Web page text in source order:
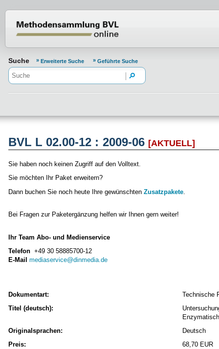
Suche Erweiterte Suche Geführte Suche
BVL L 02.00-12 : 2009-06 [AKTUELL]
Sie haben noch keinen Zugriff auf den Volltext.
Sie möchten Ihr Paket erweitern?
Dann buchen Sie noch heute Ihre gewünschten Zusatzpakete
Bei Fragen zur Paketergänzung helfen wir Ihnen gern weiter!
Ihr Team Abo- und Medienservice
Telefon +49 30 58885700-12
E-Mail mediaservice@dinmedia.de
Dokumentart:
Technische
Titel (deutsch):
Originalsprachen:
Deutsch
Preis:
68,70 EUR